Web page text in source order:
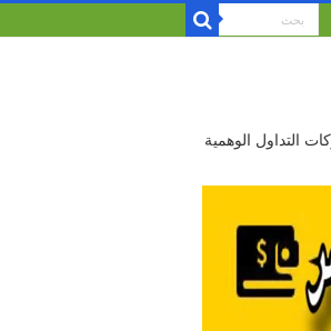
التداول الوهمية